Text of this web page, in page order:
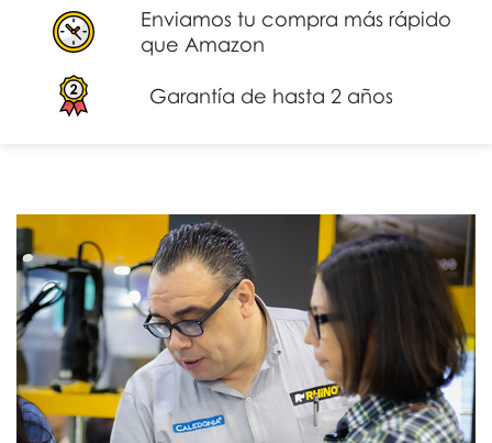
Enviamos tu compra más rápido
que Amazon
Garantía de hasta 2 años